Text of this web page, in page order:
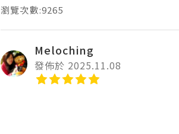
瀏覽次數:9265
Meloching
發佈於 2025.11.08